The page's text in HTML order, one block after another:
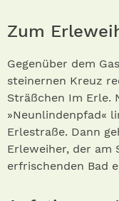
Zum
Gegenüber dem
steinernen Kreuz
Sträßchen Im Erle.
»Neunlindenpfad«
Erlestraße. Dann
Erleweiher, der am
erfrischenden Bad